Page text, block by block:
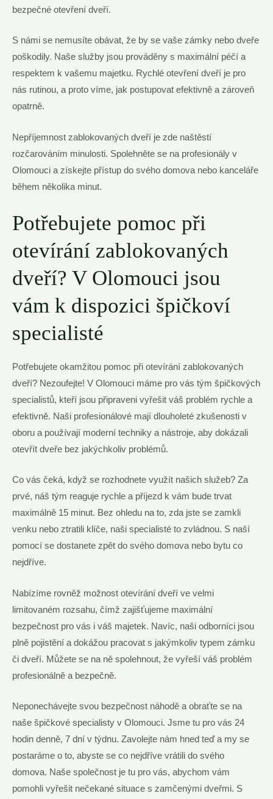
bezpečné otevření dveří.
S námi se nemusíte obávat, že by se vaše zámky nebo dveře
poškodily. Naše služby jsou prováděny s maximální péčí a
respektem k vašemu majetku. Rychlé otevření dveří je pro
nás rutinou, a proto víme, jak postupovat efektivně a zároveň
opatrně.
Nepříjemnost zablokovaných dveří je zde naštěstí
rozčarováním minulosti. Spolehněte se na profesionály v
Olomouci a získejte přístup do svého domova nebo kanceláře
během několika minut.
Potřebujete pomoc při
otevírání zablokovaných
dveří? V Olomouci jsou
vám k dispozici špičkoví
specialisté
Potřebujete okamžitou pomoc při otevírání zablokovaných
dveří? Nezoufejte! V Olomouci máme pro vás tým špičkových
specialistů, kteří jsou připraveni vyřešit váš problém rychle a
efektivně. Naši profesionálové mají dlouholeté zkušenosti v
oboru a používají moderní techniky a nástroje, aby dokázali
otevřít dveře bez jakýchkoliv problémů.
Co vás čeká, když se rozhodnete využít našich služeb? Za
prvé, náš tým reaguje rychle a příjezd k vám bude trvat
maximálně 15 minut. Bez ohledu na to, zda jste se zamkli
venku nebo ztratili klíče, naši specialisté to zvládnou. S naší
pomocí se dostanete zpět do svého domova nebo bytu co
nejdříve.
Nabízíme rovněž možnost otevírání dveří ve velmi
limitovaném rozsahu, čímž zajišťujeme maximální
bezpečnost pro vás i váš majetek. Navíc, naši odborníci jsou
plně pojistění a dokážou pracovat s jakýmkoliv typem zámku
či dveří. Můžete se na ně spolehnout, že vyřeší váš problém
profesionálně a bezpečně.
Neponechávejte svou bezpečnost náhodě a obraťte se na
naše špičkové specialisty v Olomouci. Jsme tu pro vás 24
hodin denně, 7 dní v týdnu. Zavolejte nám hned teď a my se
postaráme o to, abyste se co nejdříve vrátili do svého
domova. Naše společnost je tu pro vás, abychom vám
pomohli vyřešit nečekané situace s zamčenými dveřmi. S